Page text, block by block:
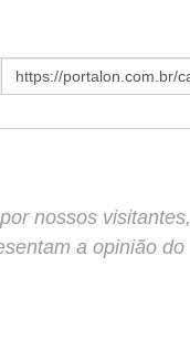
nossos visitantes,
a opinião do